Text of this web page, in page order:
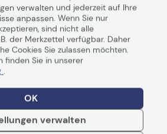
ausgestattet, mit der
Größe sicher fixiert werden
moderne Leben angepasst und
für persönliche Gegenstände und
Schulterriemen und die
sorgen für optimalen
vollgepacktem Rucksack.
verwalten und jederzeit auf Ihre
anpassen. Wenn Sie nur
sind nicht alle
der Merkzettel verfügbar. Daher
Cookies Sie zulassen möchten.
finden Sie in unserer
.
OK
verwalten